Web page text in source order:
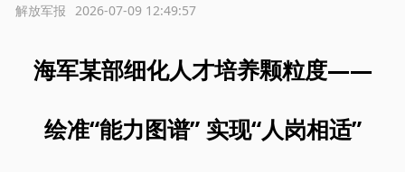
2026-07-09 12:49:57
解放军报
海军某部细化人才培养颗粒度——
绘准“能力图谱” 实现“人岗相适”